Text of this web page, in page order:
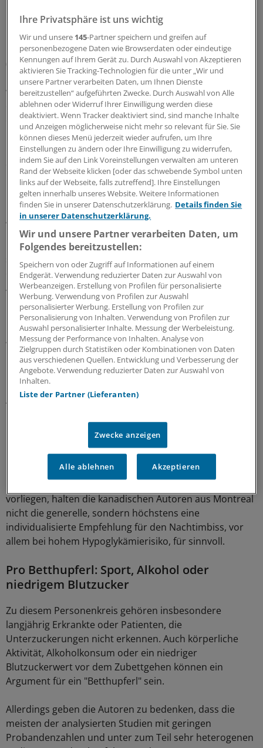
Die Auswertung ergab, dass Patienten, die mit
Humaninsulin oder Insulin tierischen Ursprungs
(kurzwirksames Insulin kombiniert mit Insulinen langer,
ultralanger und/oder mittellanger Wirkzeit) behandelt
werden, der nächtlichen Unterzuckerung am besten mit
einem an den Glukosewert angepassten Nachtimbiss
entgegenwirken können.
Gegenüber Diabetikern mit oder ganz ohne
Standardsnack lagen die nächtlichen Blutzuckerwerte
höher, und es kam seltener zu Hypoglykämien. Am
Morgen waren die Werte in allen Gruppen ähnlich.
Alanin gut für Prävention
Hinsichtlich der günstigsten Zusammensetzung eines
späten Imbisses ergaben sich einige Hinweise darauf,
dass Bestandteile wie ungekochte Maisstärke oder die
Aminosäure Alanin positiven Einfluss auf die Prävention
nächtlicher Hypoglykämien hatten.
Doch die Studienanalyse ergab auch viele
widersprüchliche oder negative Ergebnisse, etwa für
Patienten, die Insulinanaloga im Rahmen einer
intensivierten Therapie oder Insulinpumpen nutzten.
Auch durch die Einnahme von Alpha-
Kohlenhydratabbau oder den Verzehr
ballaststoffreicher Nachtimbisse konnten nächtliche
Hypoglykämien nicht verhindert werden.
Bis tatsächlich aussagekräftigere Untersuchungen
vorliegen, halten die kanadischen Autoren aus Montreal
nicht die generelle, sondern höchstens eine
individualisierte Empfehlung für den Nachtimbiss, vor
allem bei hohem Hypoglykämierisiko, für sinnvoll.
Pro Betthupferl: Sport, Alkohol oder
niedrigem Blutzucker
Zu diesem Personenkreis gehören insbesondere
langjährig Erkrankte oder Patienten, die
Unterzuckerungen nicht erkennen. Auch körperliche
Aktivität, Alkoholkonsum oder ein niedriger
Blutzuckerwert vor dem Zubettgehen können ein
Argument für ein "Betthupferl" sein.
Allerdings geben die Autoren zu bedenken, dass die
meisten der analysierten Studien mit geringen
Probandenzahlen und unter zum Teil sehr heterogenen
Ihre Privatsphäre ist uns wichtig
Wir und unsere 145-Partner speichern und greifen auf
personenbezogene Daten wie Browserdaten oder eindeutige
Kennungen auf Ihrem Gerät zu. Durch Auswahl von Akzeptieren
aktivieren Sie Tracking-Technologien für die unter „Wir und
unsere Partner verarbeiten Daten, um Ihnen Dienste
bereitzustellen“ aufgeführten Zwecke. Durch Auswahl von Alle
ablehnen oder Widerruf Ihrer Einwilligung werden diese
deaktiviert. Wenn Tracker deaktiviert sind, sind manche Inhalte
und Anzeigen möglicherweise nicht mehr so relevant für Sie. Sie
können dieses Menü jederzeit wieder aufrufen, um Ihre
Einstellungen zu ändern oder Ihre Einwilligung zu widerrufen,
indem Sie auf den Link Voreinstellungen verwalten am unteren
Rand der Webseite klicken [oder das schwebende Symbol unten
links auf der Webseite, falls zutreffend]. Ihre Einstellungen
gelten innerhalb unseres Website. Weitere Informationen
finden Sie in unserer Datenschutzerklärung. Details finden Sie
in unserer Datenschutzerklärung.
Wir und unsere Partner verarbeiten Daten, um
Folgendes bereitzustellen:
Speichern von oder Zugriff auf Informationen auf einem
Endgerät. Verwendung reduzierter Daten zur Auswahl von
Werbeanzeigen. Erstellung von Profilen für personalisierte
Werbung. Verwendung von Profilen zur Auswahl
personalisierter Werbung. Erstellung von Profilen zur
Personalisierung von Inhalten. Verwendung von Profilen zur
Auswahl personalisierter Inhalte. Messung der Werbeleistung.
Messung der Performance von Inhalten. Analyse von
Zielgruppen durch Statistiken oder Kombinationen von Daten
aus verschiedenen Quellen. Entwicklung und Verbesserung der
Angebote. Verwendung reduzierter Daten zur Auswahl von
Inhalten.
Liste der Partner (Lieferanten)
Zwecke anzeigen
Alle ablehnen Akzeptieren